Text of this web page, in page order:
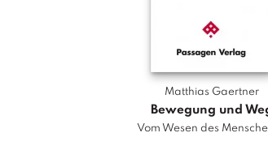
Matthias Gaertner
Bewegung und
Vom Wesen des